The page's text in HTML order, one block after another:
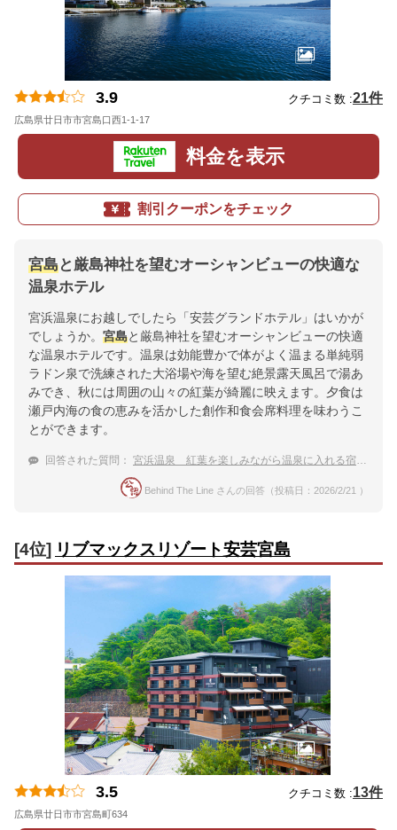
3.9 クチコミ数 :21件
広島県廿日市市宮島口西1-1-17
料金を表示
割引クーポンをチェック
宮島と厳島神社を望むオーシャンビューの快適な
温泉ホテル
宮浜温泉にお越しでしたら「安芸グランドホテル」はいかが
でしょうか。 宮島と厳島神社を望むオーシャンビューの快適
な温泉ホテルです。温泉は効能豊かで体がよく温まる単純弱
ラドン泉で洗練された大浴場や海を望む絶景露天風呂で湯あ
みでき、秋には周囲の山々の紅葉が綺麗に映えます。夕食は
瀬戸内海の食の恵みを活かした創作和食会席料理を味わうこ
とができます。
回答された質問： 宮浜温泉 紅葉を楽しみながら温泉に入れる宿のおすすめは？
Behind The Line さんの回答（投稿日：2026/2/21 ）
[4位] リブマックスリゾート安芸宮島
3.5 クチコミ数 :13件
広島県廿日市市宮島町634